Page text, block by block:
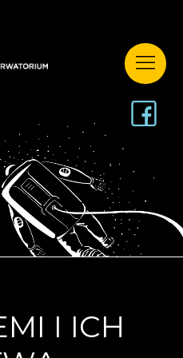
I ICH